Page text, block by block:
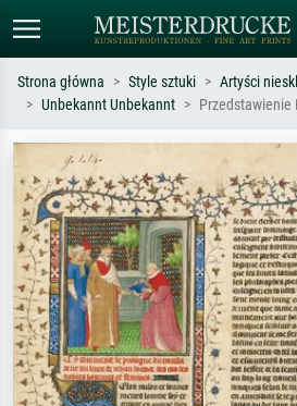
Szukaj wg artysty, tytułu lub stylu – np.
Monet, Gwiaździsta noc,
impresjonizm, fala Hokusaia, akt.
Strona główna Style sztuki
Artyści
Unbekannt Unbekannt
Przedstawienie